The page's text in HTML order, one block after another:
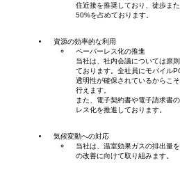
住近接を推奨しており、徒歩ま
50%を占めております。
資源の効率的な利用
ペーパーレス化の推進
当社は、社内会議については原
ております。全社員にモバイル
透明性が確保されているからこ
行えます。
また、電子契約書や電子請求書
レス化を推進しております。
気候変動への対応
当社は、温室効果ガスの排出量
の改善に向けて取り組みます。